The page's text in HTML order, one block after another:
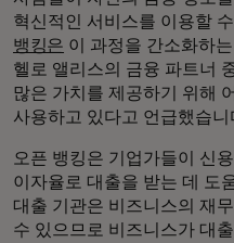
혁신적인 서비스를 이용할
뱅킹은 이 과정을 간소화하
헬로 앨리스의 금융 파트너
많은 가치를 제공하기 위해
사용하고 있다고 언급했습니
오픈 뱅킹은 기업가들이 신
이자율로 대출을 받는 데 도
대출 기관은 비즈니스의 재
수 있으므로 비즈니스가 대